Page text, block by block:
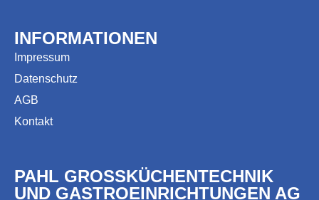
INFORMATIONEN
Impressum
Datenschutz
AGB
Kontakt
PAHL GROSSKÜCHENTECHNIK
UND GASTROEINRICHTUNGEN AG